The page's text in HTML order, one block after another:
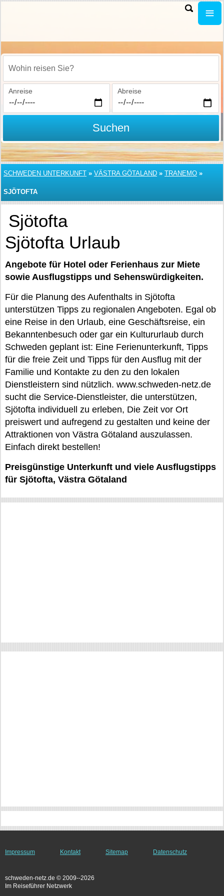
Wohin reisen Sie?
Anreise Abreise
Suchen
SCHWEDEN UNTERKUNFT » VÄSTRA GÖTALAND » TRANEMO »
SJÖTOFTA
Sjötofta
Sjötofta Urlaub
Angebote für Hotel oder Ferienhaus zur Miete
sowie Ausflugstipps und Sehenswürdigkeiten.
Für die Planung des Aufenthalts in Sjötofta
unterstützen Tipps zu regionalen Angeboten. Egal ob
eine Reise in den Urlaub, eine Geschäftsreise, ein
Bekanntenbesuch oder gar ein Kultururlaub durch
Schweden geplant ist: Eine Ferienunterkunft, Tipps
für die freie Zeit und Tipps für den Ausflug mit der
Familie und Kontakte zu den zu den lokalen
Dienstleistern sind nützlich. www.schweden-netz.de
sucht die Service-Dienstleister, die unterstützen,
Sjötofta individuell zu erleben, Die Zeit vor Ort
preiswert und aufregend zu gestalten und keine der
Attraktionen von Västra Götaland auszulassen.
Einfach direkt bestellen!
Preisgünstige Unterkunft und viele Ausflugstipps
für Sjötofta, Västra Götaland
Impressum Kontakt Sitemap Datenschutz
schweden-netz.de © 2009--2026
Im Reiseführer Netzwerk